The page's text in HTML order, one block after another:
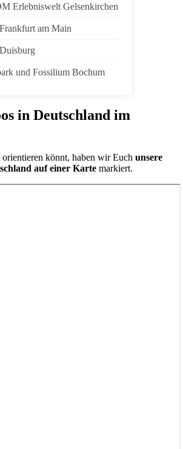
Erlebniswelt Gelsenkirchen
am Main
und Fossilium Bochum
in Deutschland im
könnt, haben wir Euch unsere
auf einer Karte markiert.